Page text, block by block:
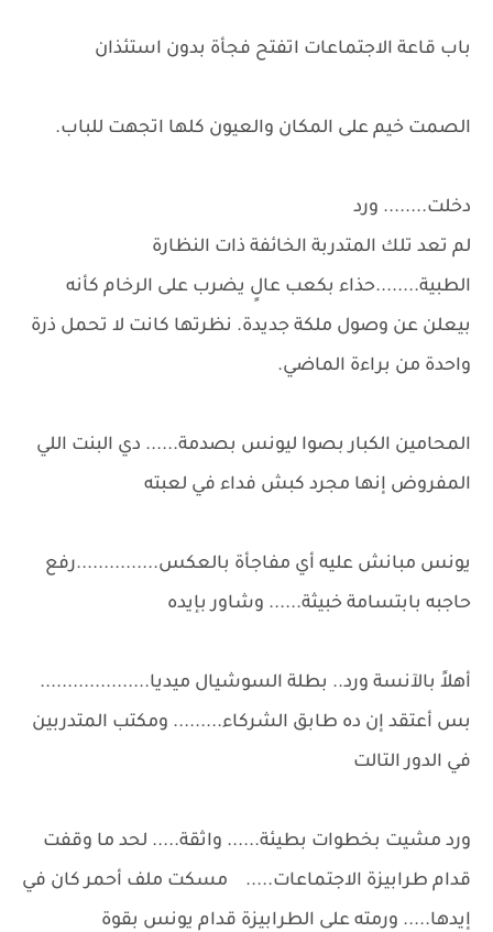
باب قاعة الاجتماعات اتفتح فجأة بدون استئذان
الصمت خيم على المكان والعيون كلها اتجهت للباب.
دخلت........ ورد
لم تعد تلك المتدربة الخائفة ذات النظارة
الطبية........حذاء بكعب عالٍ يضرب على الرخام كأنه
بيعلن عن وصول ملكة جديدة. نظرتها كانت لا تحمل ذرة
واحدة من براءة الماضي.
المحامين الكبار بصوا ليونس بصدمة...... دي البنت اللي
المفروض إنها مجرد كبش فداء في لعبته
يونس مبانش عليه أي مفاجأة بالعكس...............رفع
حاجبه بابتسامة خبيثة...... وشاور بإيده
أهلاً بالآنسة ورد.. بطلة السوشيال ميديا....................
بس أعتقد إن ده طابق الشركاء......... ومكتب المتدربين
في الدور التالت
ورد مشيت بخطوات بطيئة...... واثقة..... لحد ما وقفت
قدام طرابيزة الاجتماعات..... مسكت ملف أحمر كان في
إيدها..... ورمته على الطرابيزة قدام يونس بقوة